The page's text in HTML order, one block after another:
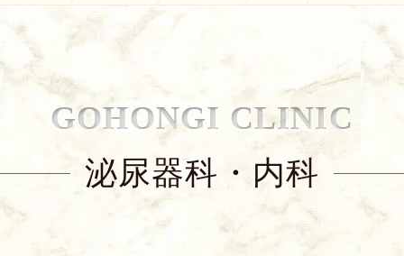
GOHONGI CLINIC
泌尿器科・内科